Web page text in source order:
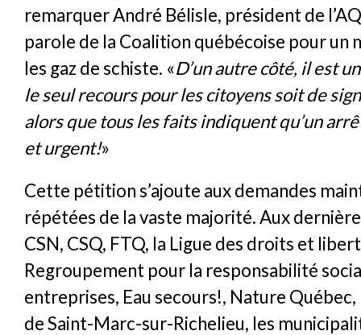
remarquer André Bélisle, président de
parole de la Coalition québécoise pour un
les gaz de schiste. «D’un autre côté, il est
le seul recours pour les citoyens soit de
alors que tous les faits indiquent qu’un
et urgent!»
Cette pétition s’ajoute aux demandes
répétées de la vaste majorité. Aux
CSN, CSQ, FTQ, la Ligue des droits et
Regroupement pour la responsabilité
entreprises, Eau secours!, Nature
de Saint-Marc-sur-Richelieu, les